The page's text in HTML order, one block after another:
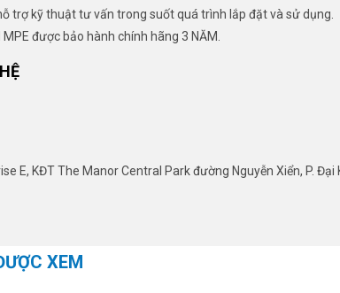
trợ kỹ thuật tư vấn trong suốt quá trình lắp đặt và sử dụng.
được bảo hành chính hãng 3 NĂM.
E, KĐT The Manor Central Park đường Nguyễn Xiển, P. Đại
XEM